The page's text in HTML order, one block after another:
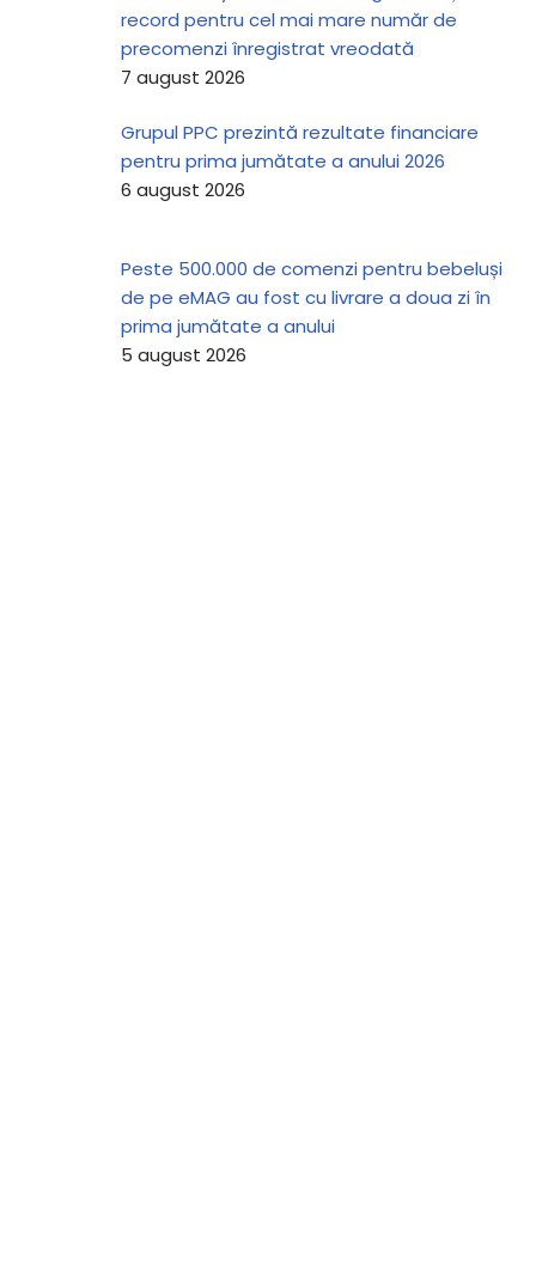
record pentru cel mai mare număr de
precomenzi înregistrat vreodată
7 august 2026
Grupul PPC prezintă rezultate financiare
pentru prima jumătate a anului 2026
6 august 2026
Peste 500.000 de comenzi pentru bebeluși
de pe eMAG au fost cu livrare a doua zi în
prima jumătate a anului
5 august 2026